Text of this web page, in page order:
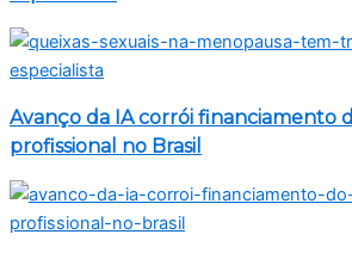
Avanço da IA corrói financiamento
profissional no Brasil